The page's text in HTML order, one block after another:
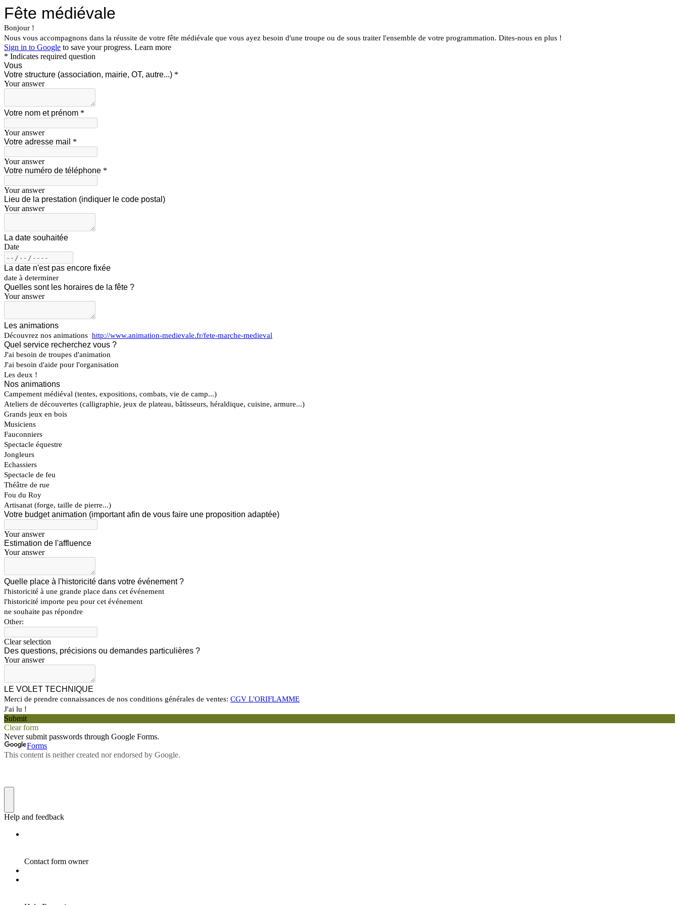
Fête médiévale
Bonjour !
Nous vous accompagnons dans la réussite de votre fête médiévale que vous ayez besoin d'une troupe ou de sous traiter l'ensemble de votre programmation. Dites-nous en plus !
Sign in to Google to save your progress. Learn more
* Indicates required question
Vous
Votre structure (association, mairie, OT, autre...) *
Your answer
Votre nom et prénom *
Your answer
Votre adresse mail *
Your answer
Votre numéro de téléphone *
Your answer
Lieu de la prestation (indiquer le code postal)
Your answer
La date souhaitée
Date
La date n'est pas encore fixée
date à determiner
Quelles sont les horaires de la fête ?
Your answer
Les animations
Découvrez nos animations http://www.animation-medievale.fr/fete-marche-medieval
Quel service recherchez vous ?
J'ai besoin de troupes d'animation
J'ai besoin d'aide pour l'organisation
Les deux !
Nos animations
Campement médiéval (tentes, expositions, combats, vie de camp...)
Ateliers de découvertes (calligraphie, jeux de plateau, bâtisseurs, héraldique, cuisine, armure...)
Grands jeux en bois
Musiciens
Fauconniers
Spectacle équestre
Jongleurs
Echassiers
Spectacle de feu
Théâtre de rue
Fou du Roy
Artisanat (forge, taille de pierre...)
Votre budget animation (important afin de vous faire une proposition adaptée)
Your answer
Estimation de l'affluence
Your answer
Quelle place à l'historicité dans votre événement ?
l'historicité à une grande place dans cet événement
l'historicité importe peu pour cet événement
ne souhaite pas répondre
Other:
Clear selection
Des questions, précisions ou demandes particulières ?
Your answer
LE VOLET TECHNIQUE
Merci de prendre connaissances de nos conditions générales de ventes: CGV L'ORIFLAMME
J'ai lu !
Submit
Clear form
Never submit passwords through Google Forms.
Forms
This content is neither created nor endorsed by Google.
Help and feedback
Contact form owner